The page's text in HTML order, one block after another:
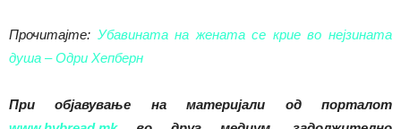
Прочитајте: Убавината на жената се крие во нејзината
душа – Одри Хепберн
При објавување на материјали од порталот